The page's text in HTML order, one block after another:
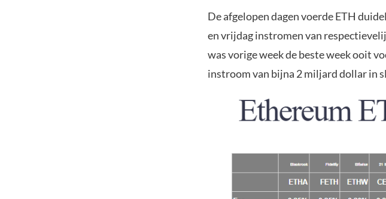
De afgelopen dagen voerde ETH
en vrijdag instromen van
was vorige week de beste week ooit
instroom van bijna 2 miljard dollar in